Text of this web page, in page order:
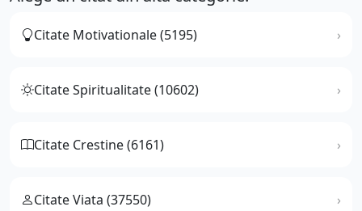
Citate Motivationale (5195)
Citate Spiritualitate (10602)
Citate Crestine (6161)
Citate Viata (37550)